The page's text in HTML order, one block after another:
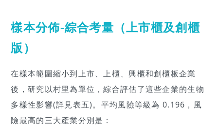
樣本分佈-綜合考量（上市櫃及創櫃
版）
在樣本範圍縮小到上市、上櫃、興櫃和創櫃板企業
後，研究以村里為單位，綜合評估了這些企業的生物
多樣性影響(詳見表五)。平均風險等級為 0.196，風
險最高的三大產業分別是：